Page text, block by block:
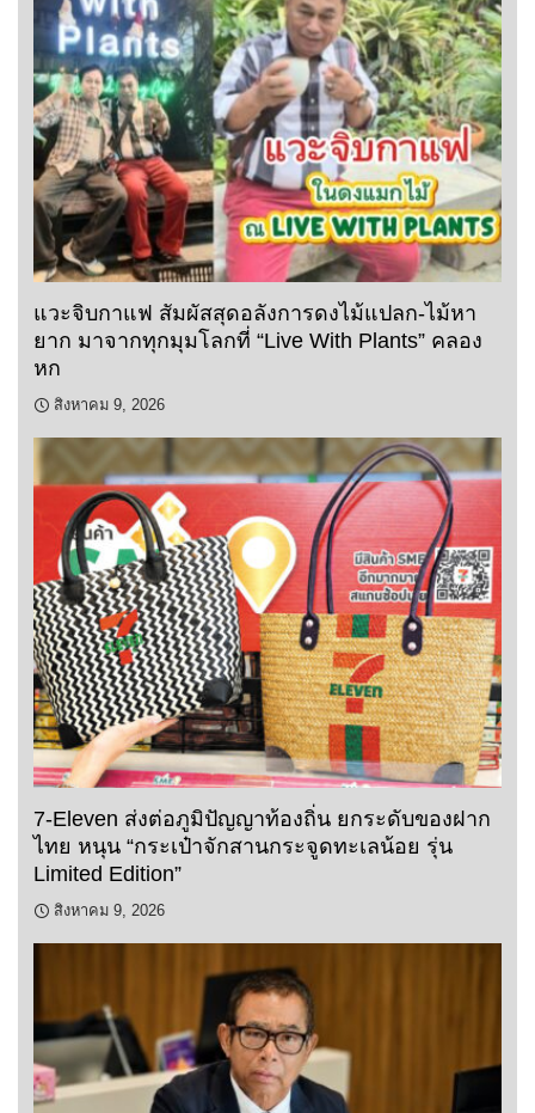
แวะจิบกาแฟ สัมผัสสุดอลังการดงไม้แปลก-ไม้หา
ยาก มาจากทุกมุมโลกที่ “Live With Plants” คลอง
หก
สิงหาคม 9, 2026
7-Eleven ส่งต่อภูมิปัญญาท้องถิ่น ยกระดับของฝาก
ไทย หนุน “กระเป๋าจักสานกระจูดทะเลน้อย รุ่น
Limited Edition”
สิงหาคม 9, 2026